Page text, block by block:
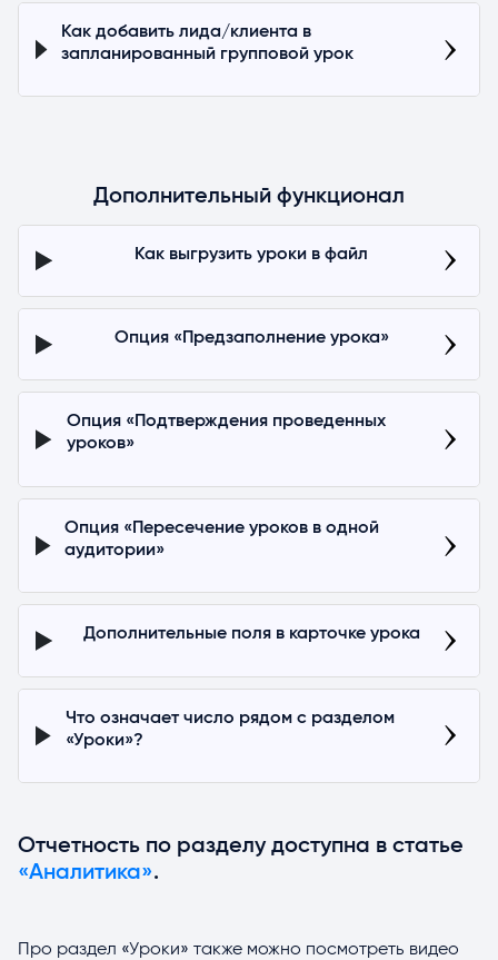
Как добавить лида/клиента в
запланированный групповой урок
Дополнительный функционал
Как выгрузить уроки в файл
Опция «Предзаполнение урока»
Опция «Подтверждения проведенных
уроков»
Опция «Пересечение уроков в одной
аудитории»
Дополнительные поля в карточке урока
Что означает число рядом с разделом
«Уроки»?
Отчетность по разделу доступна в статье
«Аналитика».
Про раздел «Уроки» также можно посмотреть видео